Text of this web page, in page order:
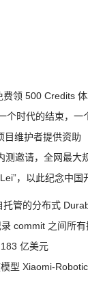
领 500 Credits
个时代的结束，一
目维护者提供资助
测邀请，全网最大
，以此纪念中国
管的分布式
commit 之间所
亿美元
型 Xiaomi-